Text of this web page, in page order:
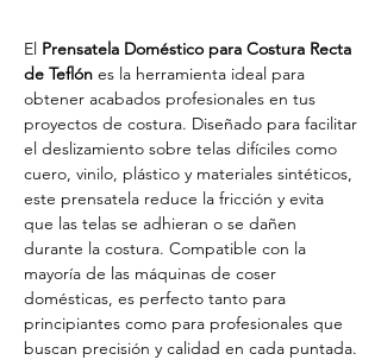
El Prensatela Doméstico para Costura Recta
de Teflón es la herramienta ideal para
obtener acabados profesionales en tus
proyectos de costura. Diseñado para facilitar
el deslizamiento sobre telas difíciles como
cuero, vinilo, plástico y materiales sintéticos,
este prensatela reduce la fricción y evita
que las telas se adhieran o se dañen
durante la costura. Compatible con la
mayoría de las máquinas de coser
domésticas, es perfecto tanto para
principiantes como para profesionales que
buscan precisión y calidad en cada puntada.